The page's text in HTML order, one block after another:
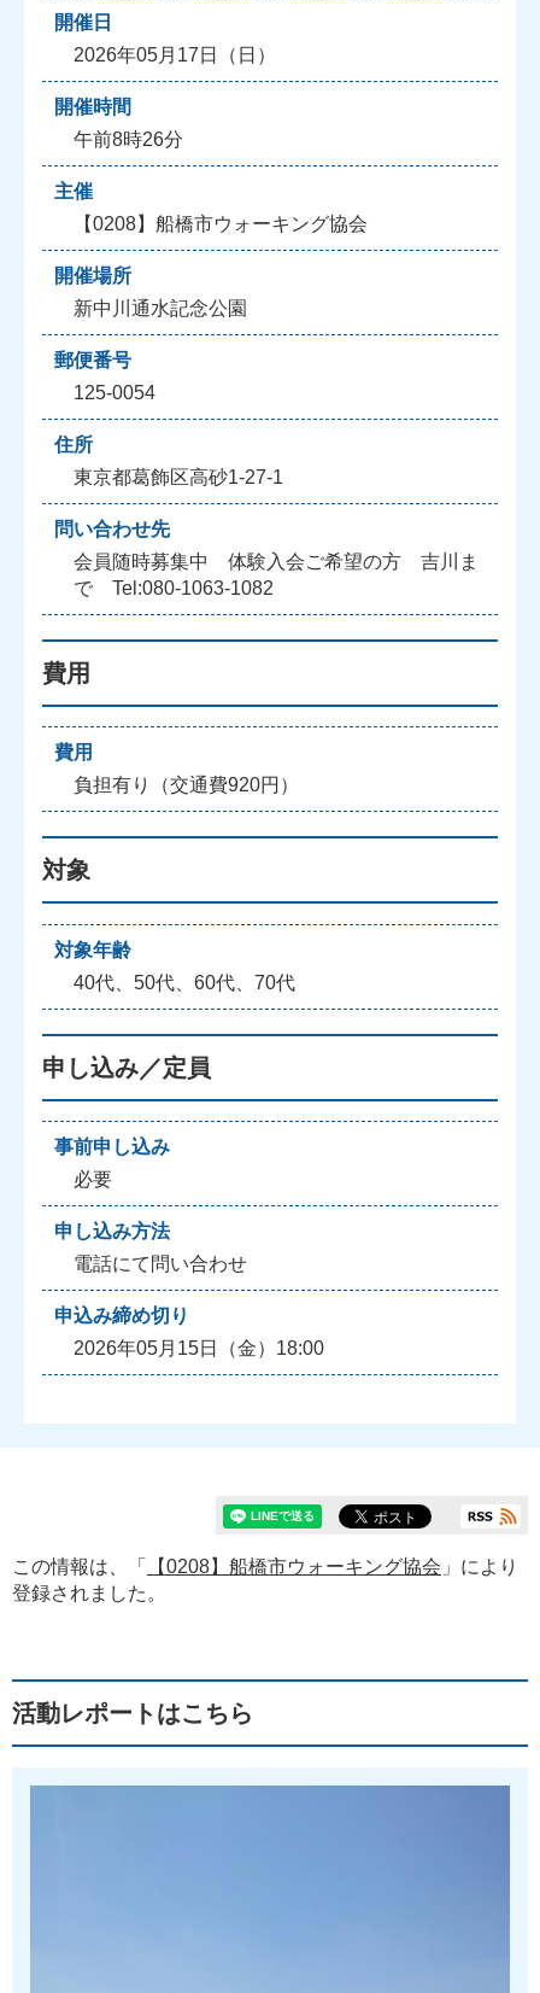
開催日
2026年05月17日（日）
開催時間
午前8時26分
主催
【0208】船橋市ウォーキング協会
開催場所
新中川通水記念公園
郵便番号
125-0054
住所
東京都葛飾区高砂1-27-1
問い合わせ先
会員随時募集中 体験入会ご希望の方 吉川ま
で Tel:080-1063-1082
費用
費用
負担有り（交通費920円）
対象
対象年齢
40代、50代、60代、70代
申し込み／定員
事前申し込み
必要
申し込み方法
電話にて問い合わせ
申込み締め切り
2026年05月15日（金）18:00
この情報は、「 【0208】船橋市ウォーキング協会 」により
登録されました。
活動レポートはこちら